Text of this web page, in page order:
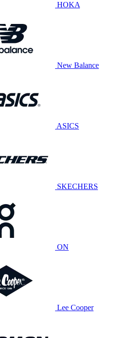
HOKA
New Balance
ASICS
SKECHERS
ON
Lee Cooper